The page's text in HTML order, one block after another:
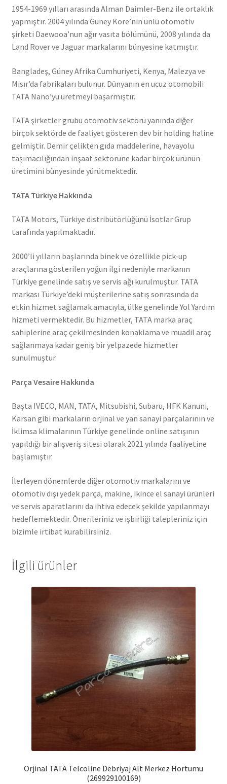
1954-1969 yılları arasında Alman Daimler-Benz ile ortaklık
yapmıştır. 2004 yılında Güney Kore’nin ünlü otomotiv
şirketi Daewooa’nun ağır vasıta bölümünü, 2008 yılında da
Land Rover ve Jaguar markalarını bünyesine katmıştır.
Bangladeş, Güney Afrika Cumhuriyeti, Kenya, Malezya ve
Mısır’da fabrikaları bulunur. Dünyanın en ucuz otomobili
TATA Nano’yu üretmeyi başarmıştır.
TATA şirketler grubu otomotiv sektörü yanında diğer
birçok sektörde de faaliyet gösteren dev bir holding haline
gelmiştir. Demir çelikten gıda maddelerine, havayolu
taşımacılığından inşaat sektörüne kadar birçok ürünün
üretimini bünyesinde yürütmektedir.
TATA Türkiye Hakkında
TATA Motors, Türkiye distribütörlüğünü İsotlar Grup
tarafında yapılmaktadır.
2000’li yılların başlarında binek ve özellikle pick-up
araçlarına gösterilen yoğun ilgi nedeniyle markanın
Türkiye genelinde satış ve servis ağı kurulmuştur. TATA
markası Türkiye’deki müşterilerine satış sonrasında da
etkin hizmet sağlamak amacıyla, ülke genelinde Yol Yardım
hizmeti vermektedir. Bu hizmetler, TATA marka araç
sahiplerine araç çekilmesinden konaklama ve muadil araç
sağlanmaya kadar geniş bir yelpazede hizmetler
sunulmuştur.
Parça Vesaire Hakkında
Başta IVECO, MAN, TATA, Mitsubishi, Subaru, HFK Kanuni,
Karsan gibi markaların orjinal ve yan sanayi parçalarının ve
İklimsa klimalarının Türkiye genelinde online satışının
yapıldığı bir alışveriş sitesi olarak 2021 yılında faaliyetine
başlamıştır.
İlerleyen dönemlerde diğer otomotiv markalarını ve
otomotiv dışı yedek parça, makine, ikince el sanayi ürünleri
ve servis aparatlarını da ihtiva edecek şekilde yapılanmayı
hedeflemektedir. Önerileriniz ve işbirliği talepleriniz için
bizimle irtibat kurabilirsiniz.
İlgili ürünler
Orjinal TATA Telcoline Debriyaj Alt Merkez Hortumu
(269929100169)